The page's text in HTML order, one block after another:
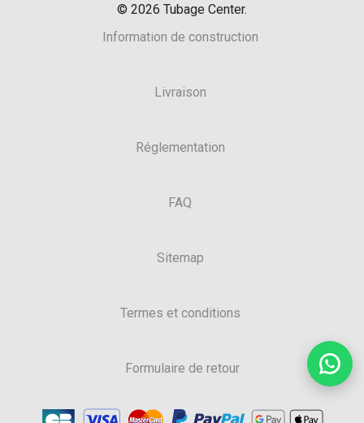
© 2026 Tubage Center.
Information de construction
Livraison
Réglementation
FAQ
Sitemap
Termes et conditions
Formulaire de retour